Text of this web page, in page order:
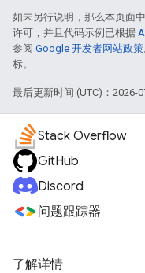
如未另行说明，那么本页面
许可，并且代码示例已根据
参阅 Google 开发者网站政策
标。
最后更新时间 (UTC)：2026-
Stack Overflow
GitHub
Discord
问题跟踪器
了解详情